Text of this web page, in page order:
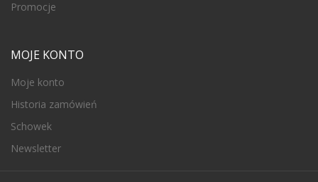
Promocje
MOJE KONTO
Moje konto
Historia zamówień
Schowek
Newsletter